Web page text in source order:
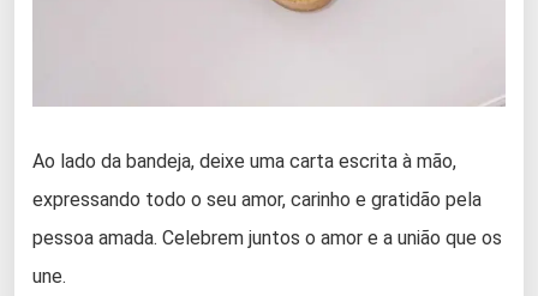
Ao lado da bandeja, deixe uma carta escrita à mão,
expressando todo o seu amor, carinho e gratidão pela
pessoa amada. Celebrem juntos o amor e a união que os
une.